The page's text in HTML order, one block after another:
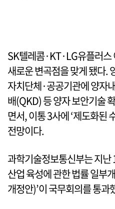
SK텔레콤·KT·LG유플러스
새로운 변곡점을 맞게 됐다.
자치단체·공공기관에 양자
배(QKD) 등 양자 보안기술
면서, 이통 3사에 ‘제도화된
전망이다.
과학기술정보통신부는 지난
산업 육성에 관한 법률 일부
개정안)’이 국무회의를 통과